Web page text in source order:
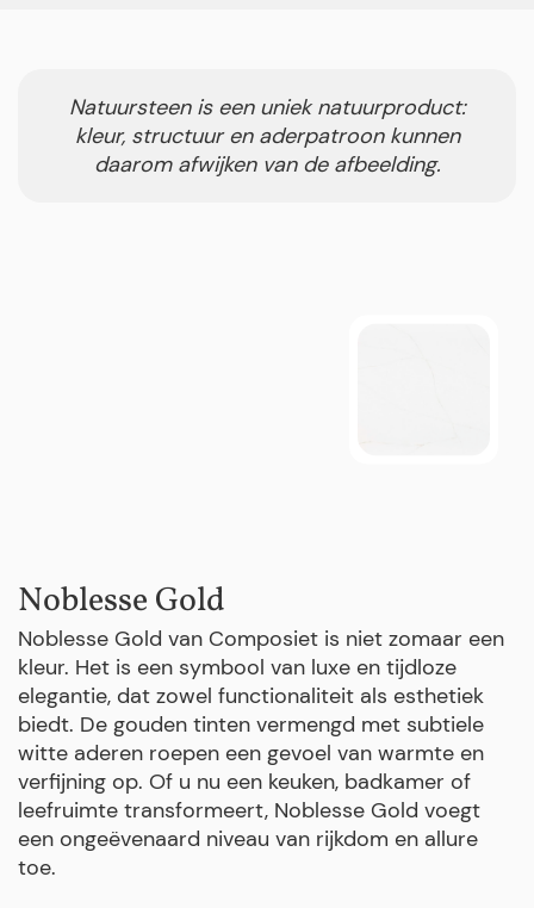
Natuursteen is een uniek natuurproduct:
kleur, structuur en aderpatroon kunnen
daarom afwijken van de afbeelding.
Noblesse Gold
Noblesse Gold van Composiet is niet zomaar een
kleur. Het is een symbool van luxe en tijdloze
elegantie, dat zowel functionaliteit als esthetiek
biedt. De gouden tinten vermengd met subtiele
witte aderen roepen een gevoel van warmte en
verfijning op. Of u nu een keuken, badkamer of
leefruimte transformeert, Noblesse Gold voegt
een ongeëvenaard niveau van rijkdom en allure
toe.